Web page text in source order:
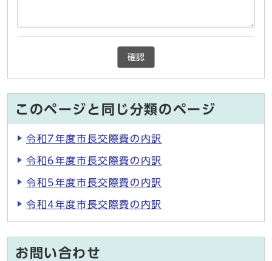
確認
このページと同じ分類のページ
令和7年度市長交際費の内訳
令和6年度市長交際費の内訳
令和5年度市長交際費の内訳
令和4年度市長交際費の内訳
お問い合わせ